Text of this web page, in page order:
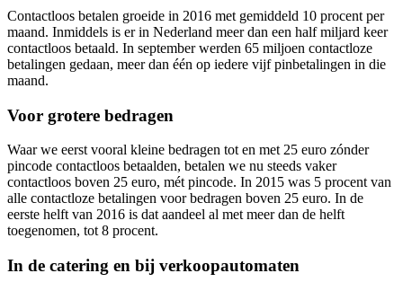
Contactloos betalen groeide in 2016 met gemiddeld 10 procent per
maand. Inmiddels is er in Nederland meer dan een half miljard keer
contactloos betaald. In september werden 65 miljoen contactloze
betalingen gedaan, meer dan één op iedere vijf pinbetalingen in die
maand.
Voor grotere bedragen
Waar we eerst vooral kleine bedragen tot en met 25 euro zónder
pincode contactloos betaalden, betalen we nu steeds vaker
contactloos boven 25 euro, mét pincode. In 2015 was 5 procent van
alle contactloze betalingen voor bedragen boven 25 euro. In de
eerste helft van 2016 is dat aandeel al met meer dan de helft
toegenomen, tot 8 procent.
In de catering en bij verkoopautomaten